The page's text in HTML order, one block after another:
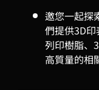
邀您一起探
們提供3D
列印樹脂、
高質量的相